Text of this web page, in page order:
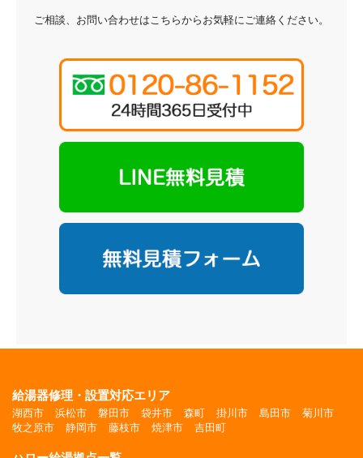
ご相談、お問い合わせはこちらからお気軽にご連絡ください。
給湯器修理・設置対応エリア
湖西市 浜松市 磐田市 袋井市 森町 掛川市 島田市
菊川市
牧之原市
静岡市 藤枝市 焼津市 吉田町